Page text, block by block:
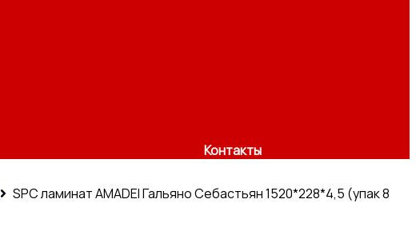
Контакты
SPC ламинат AMADEI Гальяно Себастьян 1520*228*4,5 (упак 8